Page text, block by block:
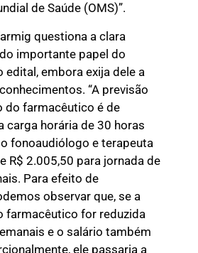
de Saúde (OMS)”.
questiona a clara
importante papel do
embora exija dele a
“A previsão
do farmacêutico é de
carga horária de 30 horas
fonoaudiólogo e terapeuta
R$ 2.005,50 para jornada de
Para efeito de
observar que, se a
farmacêutico for reduzida
e o salário também
ele passaria a